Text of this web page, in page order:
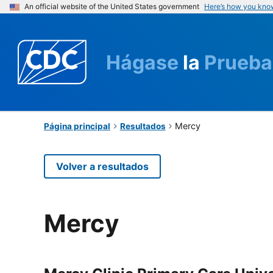
An official website of the United States government Here’s how you
Hágase la Prueba
Página principal Resultados Mercy
Volver a resultados
Mercy